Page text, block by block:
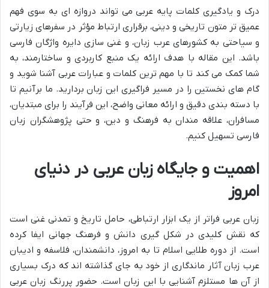
درک و یادگیری کلمات پایه عربی می تواند دروازه ای به سوی فهم
عمیق تر متون تاریخی و دینی، برقراری ارتباط مؤثر در سفرهای زیارتی
و سیاحتی به کشورهای عرب زبان، و غنی سازی دایره واژگان فارسی
باشد. این مقاله با هدف ارائه یک منبع کاربردی و ساختارمند، به
شما کمک می کند تا با مهم ترین کلمات و عبارات عربی آشنا شوید و
گام های نخستین را در مسیر فراگیری این زبان بردارید. ما برآنیم تا
با دسته بندی دقیق و ارائه معانی واضح، این فرآیند را برای مبتدیان،
مسافران، علاقه مندان به فرهنگ و دین، و حتی پژوهشگران زبان
فارسی تسهیل کنیم.
اهمیت و جایگاه زبان عربی در دنیای
امروز
زبان عربی فراتر از یک ابزار ارتباطی، حامل تاریخ و تمدنی غنی است
که نقش کلیدی در شکل گیری دانش و فرهنگ جهانی ایفا کرده
است. از دوره طلایی اسلام تا به امروز، دانشمندان، فلاسفه و ادیبان
عرب زبان آثار ماندگاری از خود به جای گذاشته اند که درک بسیاری
از آن ها مستلزم آشنایی با این زبان است. حضور پررنگ زبان عربی